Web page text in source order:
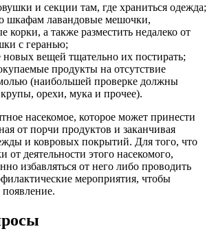
и секции там, где храниться одежда;
шкафам лавандовые мешочки,
корки, а также разместить недалеко от
с геранью;
вещей тщательно их постирать;
продукты на отсутствие
(наибольшей проверке должны
крупы, орехи, мука и прочее).
насекомое, которое может принести
от порчи продуктов и заканчивая
и ковровых покрытий. Для того, что
от деятельности этого насекомого,
избавляться от него либо проводить
мероприятия, чтобы
появление.